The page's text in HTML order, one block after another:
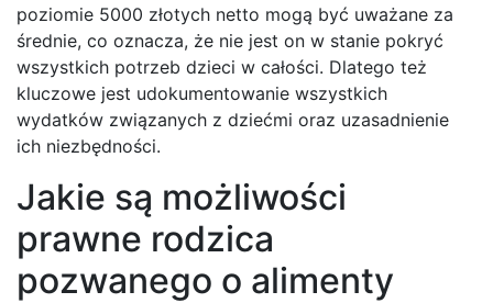
poziomie 5000 złotych netto mogą być uważane za
średnie, co oznacza, że nie jest on w stanie pokryć
wszystkich potrzeb dzieci w całości. Dlatego też
kluczowe jest udokumentowanie wszystkich
wydatków związanych z dziećmi oraz uzasadnienie
ich niezbędności.
Jakie są możliwości
prawne rodzica
pozwanego o alimenty